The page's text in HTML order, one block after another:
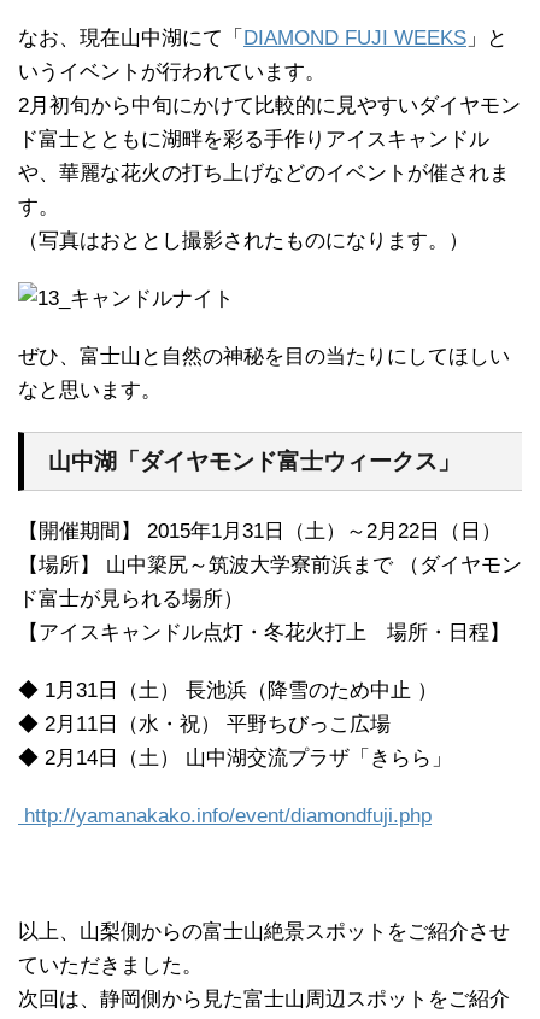
なお、現在山中湖にて「 DIAMOND FUJI WEEKS 」と
いうイベントが行われています。
2月初旬から中旬にかけて比較的に見やすいダイヤモン
ド富士とともに湖畔を彩る手作りアイスキャンドル
や、華麗な花火の打ち上げなどのイベントが催されま
す。
（写真はおととし撮影されたものになります。）
ぜひ、富士山と自然の神秘を目の当たりにしてほしい
なと思います。
山中湖「ダイヤモンド富士ウィークス」
【開催期間】 2015年1月31日（土）～2月22日（日）
【場所】 山中簗尻～筑波大学寮前浜まで （ダイヤモン
ド富士が見られる場所）
【アイスキャンドル点灯・冬花火打上 場所・日程】
◆ 1月31日（土） 長池浜（降雪のため中止 ）
◆ 2月11日（水・祝） 平野ちびっこ広場
◆ 2月14日（土） 山中湖交流プラザ「きらら」
http://yamanakako.info/event/diamondfuji.php
以上、山梨側からの富士山絶景スポットをご紹介させ
ていただきました。
次回は、静岡側から見た富士山周辺スポットをご紹介